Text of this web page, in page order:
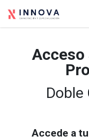
Acceso
Accede a